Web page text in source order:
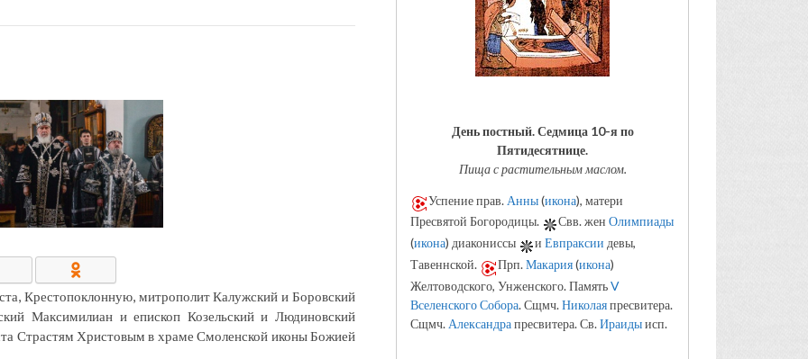
МАТЕРИАЛЫ
Крестопоклонную, митрополит Калужский и Боровский
Максимилиан и епископ Козельский и Людиновский
Страстям Христовым в храме Смоленской иконы Божией
День постный.Седмица 10-я по
Пятидесятнице.
Пища с растительным маслом.
Успение прав. Анны(икона), матери
Пресвятой Богородицы.
Свв. жен Олимпиады
(икона) диакониссы и Евпраксии девы,
Тавеннской.
Прп.Макария(икона)
Желтоводского, Унженского. ПамятьV
Вселенского Собора. Сщмч.Николаяпресвитера.
Сщмч. Александрапресвитера. Св.Ираидыисп.